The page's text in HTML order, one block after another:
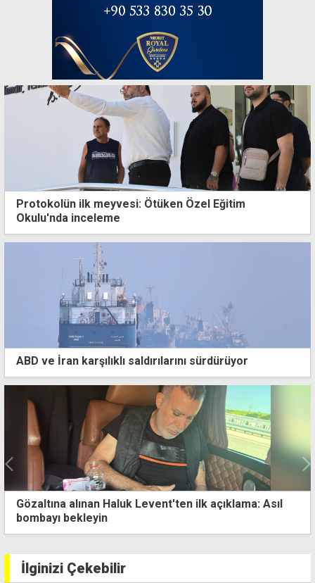
Protokolün ilk meyvesi: Ötüken Özel Eğitim
Okulu'nda inceleme
ABD ve İran karşılıklı saldırılarını sürdürüyor
Gözaltına alınan Haluk Levent'ten ilk açıklama: Asıl
bombayı bekleyin
İlginizi Çekebilir